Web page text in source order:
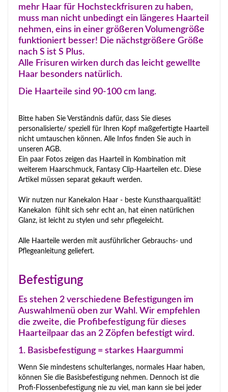
mehr Haar für Hochsteckfrisuren zu haben,
muss man nicht unbedingt ein längeres Haarteil
nehmen, eins in einer größeren Volumengröße
funktioniert besser! Die nächstgrößere Größe
nach S ist S Plus.
Alle Frisuren wirken durch das leicht gewellte
Haar besonders natürlich.
Die Haarteile sind 90-100 cm lang.
Bitte haben Sie Verständnis dafür, dass Sie dieses
personalisierte/ speziell für Ihren Kopf maßgefertigte Haarteil
nicht umtauschen können. Alle Infos finden Sie auch in
unseren AGB.
Ein paar Fotos zeigen das Haarteil in Kombination mit
weiterem Haarschmuck, Fantasy Clip-Haarteilen etc. Diese
Artikel müssen separat gekauft werden.
Wir nutzen nur Kanekalon Haar - beste Kunsthaarqualität!
Kanekalon fühlt sich sehr echt an, hat einen natürlichen
Glanz, ist leicht zu stylen und sehr pflegeleicht.
Alle Haarteile werden mit ausführlicher Gebrauchs- und
Pflegeanleitung geliefert.
Befestigung
Es stehen 2 verschiedene Befestigungen im
Auswahlmenü oben zur Wahl. Wir empfehlen
die zweite, die Profibefestigung für dieses
Haarteilpaar das an 2 Zöpfen befestigt wird.
1. Basisbefestigung = starkes Haargummi
Wenn Sie mindestens schulterlanges, normales Haar haben,
können Sie die Basisbefestigung nehmen. Dennoch ist die
Profi-Flossenbefestigung nie zu viel, man kann sie bei jeder